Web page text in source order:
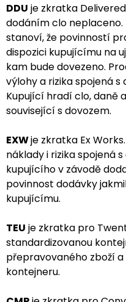
DDU je zkratka
dodáním clo
stanoví, že povinností
dispozici kupujícímu na
kam bude dovezeno.
výlohy a rizika spojená
Kupující hradí clo, daně
související s dovozem.
EXWje zkratka Ex
náklady i rizika spojená
kupujícího v závodě
povinnost dodávky
kupujícímu.
TEU je zkratka pro
standardizovanou
přepravovaného zboží
kontejneru.